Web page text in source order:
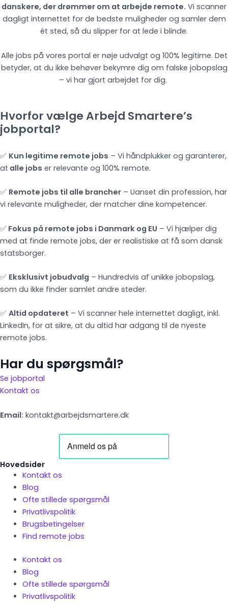
danskere, der drømmer om at arbejde remote. Vi scanner
dagligt internettet for de bedste muligheder og samler dem
ét sted, så du slipper for at lede i blinde.
Alle jobs på vores portal er nøje udvalgt og 100% legitime. Det
betyder, at du ikke behøver bekymre dig om falske jobopslag
– vi har gjort arbejdet for dig.
Hvorfor vælge Arbejd Smartere’s
jobportal?
✅ Kun legitime remote jobs – Vi håndplukker og garanterer,
at alle jobs er relevante og 100% remote.
✅ Remote jobs til alle brancher – Uanset din profession, har
vi relevante muligheder, der matcher dine kompetencer.
✅ Fokus på remote jobs i Danmark og EU – Vi hjælper dig
med at finde remote jobs, der er realistiske at få som dansk
statsborger.
✅ Eksklusivt jobudvalg – Hundredvis af unikke jobopslag,
som du ikke finder samlet andre steder.
✅ Altid opdateret – Vi scanner hele internettet dagligt, inkl.
LinkedIn, for at sikre, at du altid har adgang til de nyeste
remote jobs.
Har du spørgsmål?
Se jobportal
Kontakt os
Email: kontakt@arbejdsmartere.dk
Hovedsider
Kontakt os
Blog
Ofte stillede spørgsmål
Privatlivspolitik
Brugsbetingelser
Find remote jobs
Kontakt os
Blog
Ofte stillede spørgsmål
Privatlivspolitik